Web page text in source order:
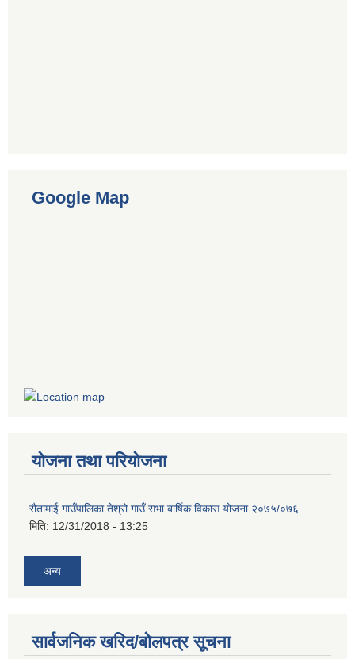
Google Map
योजना तथा परियोजना
रौतामाई गाउँपालिका तेश्रो गाउँ सभा बार्षिक विकास योजना २०७५/०७६
मिति: 12/31/2018 - 13:25
अन्य
सार्वजनिक खरिद/बोलपत्र सूचना